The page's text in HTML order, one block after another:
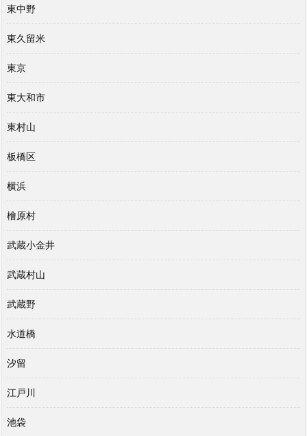
東中野
東久留米
東京
東大和市
東村山
板橋区
横浜
檜原村
武蔵小金井
武蔵村山
武蔵野
水道橋
汐留
江戸川
池袋